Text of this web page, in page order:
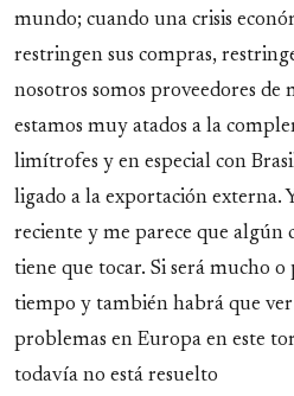
mundo; cuando una crisis
restringen sus compras,
nosotros somos proveedores
estamos muy atados a la
limítrofes y en especial con
ligado a la exportación externa.
reciente y me parece que algún
tiene que tocar. Si será mucho o
tiempo y también habrá que ver
problemas en Europa en este
todavía no está resuelto